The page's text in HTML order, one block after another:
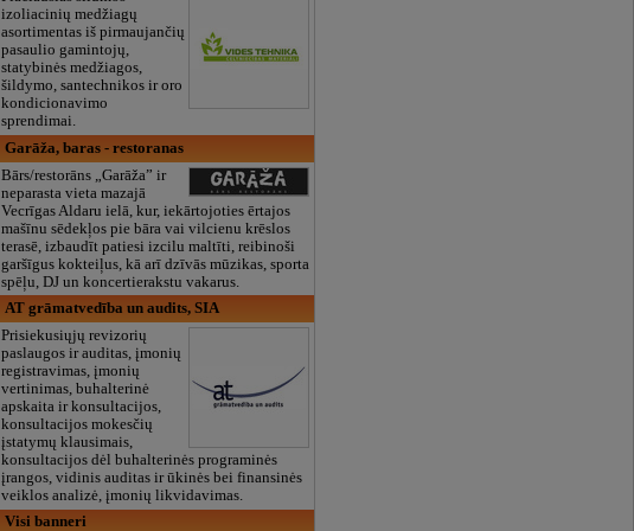
izoliacinių medžiagų
asortimentas iš pirmaujančių
pasaulio gamintojų,
statybinės medžiagos,
šildymo, santechnikos ir oro
kondicionavimo
sprendimai.
Garāža, baras - restoranas
Bārs/restorāns „Garāža” ir
neparasta vieta mazajā
Vecrīgas Aldaru ielā, kur, iekārtojoties ērtajos
mašīnu sēdekļos pie bāra vai vilcienu krēslos
terasē, izbaudīt patiesi izcilu maltīti, reibinoši
garšīgus kokteiļus, kā arī dzīvās mūzikas, sporta
spēļu, DJ un koncertierakstu vakarus.
AT grāmatvedība un audits, SIA
Prisiekusiųjų revizorių
paslaugos ir auditas, įmonių
registravimas, įmonių
vertinimas, buhalterinė
apskaita ir konsultacijos,
konsultacijos mokesčių
įstatymų klausimais,
konsultacijos dėl buhalterinės programinės
įrangos, vidinis auditas ir ūkinės bei finansinės
veiklos analizė, įmonių likvidavimas.
Visi banneri